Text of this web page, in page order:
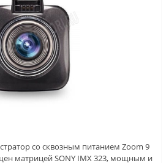
со сквозным питанием Zoom 9
матрицей SONY IMX 323, мощным и